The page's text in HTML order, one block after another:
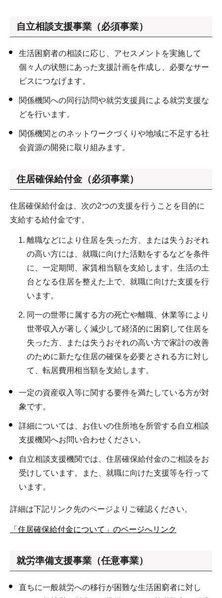
自立相談支援事業 （必須事業）
生活困窮者の相談に応じ、アセスメントを実施して
個々人の状態にあった支援計画を作成し、必要なサー
ビスにつなげます。
関係機関への同行訪問や就労支援員による就労支援な
どを行います。
関係機関とのネットワークづくりや地域に不足する社
会資源の開発に取り組みます。
住居確保給付金（必須事業）
住居確保給付金は、次の2つの支援を行うことを目的に
支給する給付金です。
離職などにより住居を失った方、または失うおそれ
の高い方には、就職に向けた活動をするなどを条件
に、一定期間、家賃相当額を支給します。生活の土
台となる住居を整えた上で、就職に向けた支援を行
います。
同一の世帯に属する方の死亡や離職、休業等により
世帯収入が著しく減少して経済的に困窮して住居を
失った方、または失うおそれの高い方で家計の改善
のために新たな住居の確保を必要とされる方に対し
て、転居費用相当額を支給します。
一定の資産収入等に関する要件を満たしている方が対
象です。
詳細については、お住いの住所地を所管する自立相談
支援機関へお問い合わせください。
自立相談支援機関では、住居確保給付金のご相談をお
受けしています。また、就職に向けた支援等を行って
います。
詳細は下記リンク先のページよりご確認ください。
「住居確保給付金について」のページへリンク
就労準備支援事業（任意事業）
直ちに一般就労への移行が困難な生活困窮者に対し